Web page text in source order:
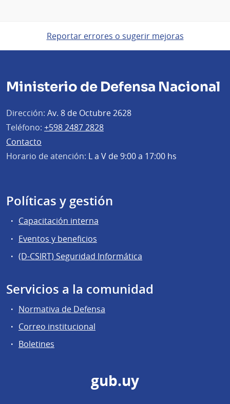
Reportar errores o sugerir mejoras
Ministerio de Defensa Nacional
Dirección: Av. 8 de Octubre 2628
Teléfono: +598 2487 2828
Contacto
Horario de atención: L a V de 9:00 a 17:00 hs
Políticas y gestión
Capacitación interna
Eventos y beneficios
(D-CSIRT) Seguridad Informática
Servicios a la comunidad
Normativa de Defensa
Correo institucional
Boletines
gub.uy